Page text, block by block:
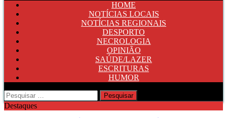
HOME
NOTÍCIAS LOCAIS
NOTÍCIAS REGIONAIS
DESPORTO
NECROLOGIA
OPINIÃO
SAÚDE/LAZER
ESCRITURAS
HUMOR
Pesquisar
por:
Destaques